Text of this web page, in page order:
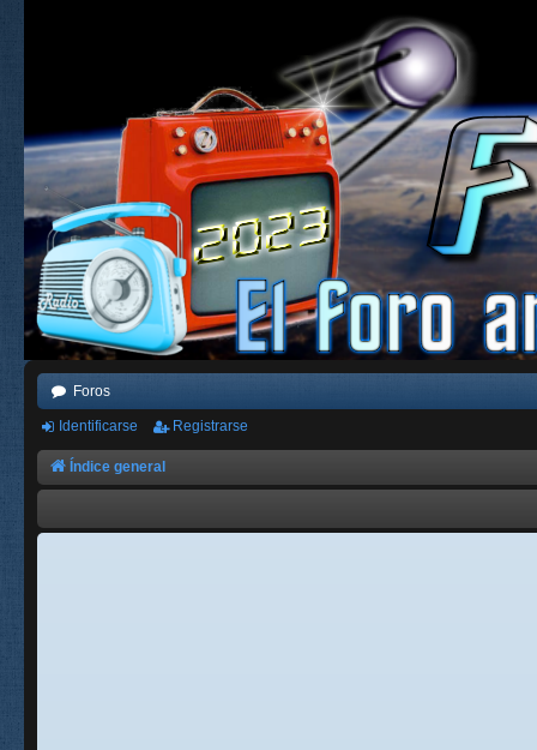
Foros
Identificarse Registrarse
Índice general